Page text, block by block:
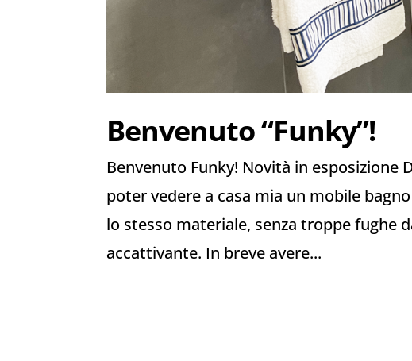
Benvenuto “Funky”!
Benvenuto Funky! Novità in
poter vedere a casa mia un mobile
lo stesso materiale, senza troppe fughe
accattivante. In breve avere...